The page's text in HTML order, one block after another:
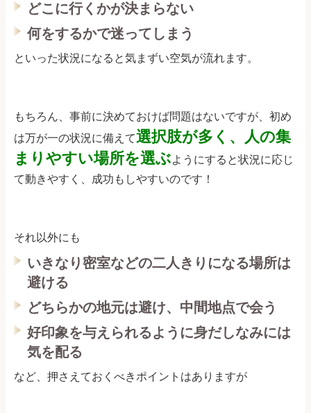
どこに行くかが決まらない
何をするかで迷ってしまう
といった状況になると気まずい空気が流れます。
もちろん、事前に決めておけば問題はないですが、初め
は万が一の状況に備えて選択肢が多く、人の集
まりやすい場所を選ぶようにすると状況に応じ
て動きやすく、成功もしやすいのです！
それ以外にも
いきなり密室などの二人きりになる場所は
避ける
どちらかの地元は避け、中間地点で会う
好印象を与えられるように身だしなみには
気を配る
など、押さえておくべきポイントはありますが